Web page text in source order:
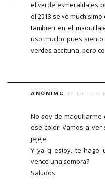
el verde esmeralda es
el 2013 se ve
tambien en el
uso mucho pues
verdes aceituna, pero
ANÓNIMO 17 DE
No soy de
ese color. Vamos a
jejeje
Y ya q estoy, te hago
vence una sombra?
Saludos